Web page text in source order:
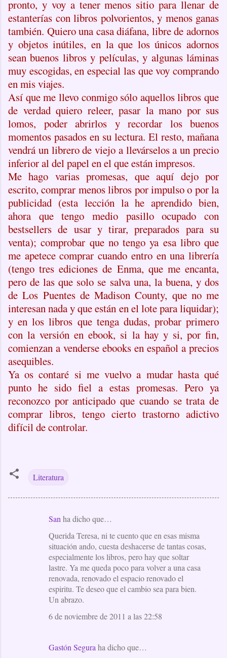
pronto, y voy a tener menos sitio para llenar de
estanterías con libros polvorientos, y menos ganas
también. Quiero una casa diáfana, libre de adornos
y objetos inútiles, en la que los únicos adornos
sean buenos libros y películas, y algunas láminas
muy escogidas, en especial las que voy comprando
en mis viajes.
Así que me llevo conmigo sólo aquellos libros que
de verdad quiero releer, pasar la mano por sus
lomos, poder abrirlos y recordar los buenos
momentos pasados en su lectura. El resto, mañana
vendrá un librero de viejo a llevárselos a un precio
inferior al del papel en el que están impresos.
Me hago varias promesas, que aquí dejo por
escrito, comprar menos libros por impulso o por la
publicidad (esta lección la he aprendido bien,
ahora que tengo medio pasillo ocupado con
bestsellers de usar y tirar, preparados para su
venta); comprobar que no tengo ya esa libro que
me apetece comprar cuando entro en una librería
(tengo tres ediciones de Enma, que me encanta,
pero de las que solo se salva una, la buena, y dos
de Los Puentes de Madison County, que no me
interesan nada y que están en el lote para liquidar);
y en los libros que tenga dudas, probar primero
con la versión en ebook, si la hay y si, por fin,
comienzan a venderse ebooks en español a precios
asequibles.
Ya os contaré si me vuelvo a mudar hasta qué
punto he sido fiel a estas promesas. Pero ya
reconozco por anticipado que cuando se trata de
comprar libros, tengo cierto trastorno adictivo
difícil de controlar.
Literatura
San ha dicho que…
Querida Teresa, ni te cuento que en esas misma
situación ando, cuesta deshacerse de tantas cosas,
especialmente los libros, pero hay que soltar
lastre. Ya me queda poco para volver a una casa
renovada, renovado el espacio renovado el
espiritu. Te deseo que el cambio sea para bien.
Un abrazo.
6 de noviembre de 2011 a las 22:58
Gastón Segura ha dicho que…